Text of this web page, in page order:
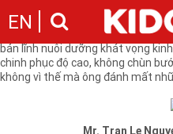
EN
Giới thiệu
Một người đã quá nổi tiếng và
Tập Đoàn Kinh Đô thì còn “lát
tâm trạng đó tới cuộc hẹn và rút
bản lĩnh nuôi dưỡng khát vọng
chinh phục độ cao, không chùn
không vì thế mà ông đánh mất